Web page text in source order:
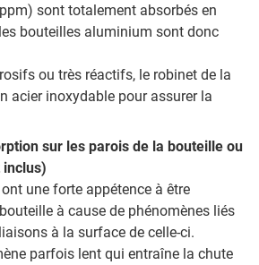
sont totalement absorbés en
bouteilles aluminium sont donc
ou très réactifs, le robinet de la
acier inoxydable pour assurer la
sur les parois de la bouteille ou
une forte appétence à être
à cause de phénomènes liés
à la surface de celle-ci.
parfois lent qui entraîne la chute